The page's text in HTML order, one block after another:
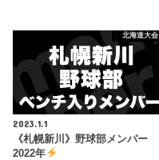
北海道大会
2023.1.1
《札幌新川》野球部メンバー
2022年